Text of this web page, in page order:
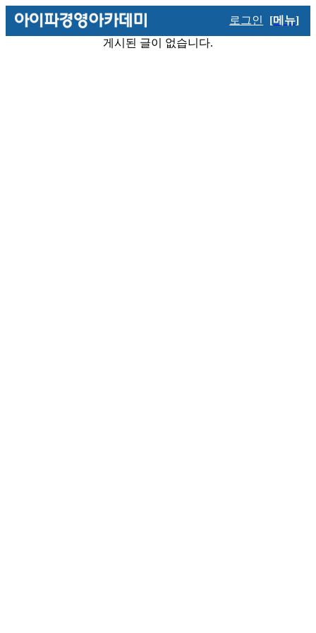
로그인
[메뉴]
게시된 글이 없습니다.